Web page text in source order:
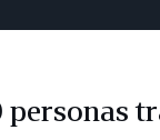
personas